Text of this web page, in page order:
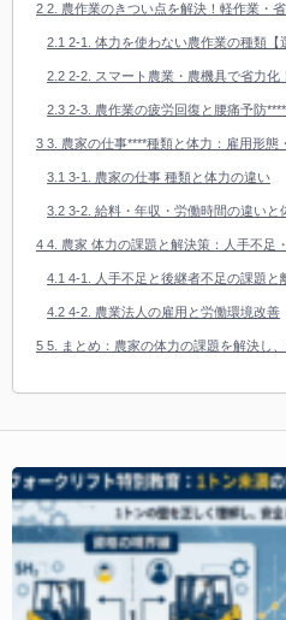
2 2. 農作業のきつい点を解決！軽作業・
2.1 2-1. 体力を使わない農作業の種類【
2.2 2-2. スマート農業・農機具で省力化
2.3 2-3. 農作業の疲労回復と腰痛予防
3 3. 農家の仕事****種類と体力：雇用形態
3.1 3-1. 農家の仕事 種類と体力の違い
3.2 3-2. 給料・年収・労働時間の違いと
4 4. 農家 体力の課題と解決策：人手不足
4.1 4-1. 人手不足と後継者不足の課題と
4.2 4-2. 農業法人の雇用と労働環境改善
5 5. まとめ：農家の体力の課題を解決し